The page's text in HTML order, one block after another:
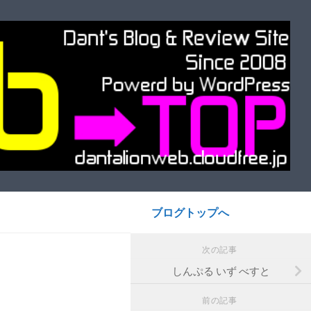
ブログトップへ
次の記事
しんぷる いず べすと
前の記事